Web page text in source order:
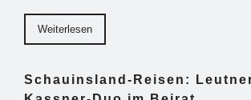
Weiterlesen
Schauinsland-Reisen: